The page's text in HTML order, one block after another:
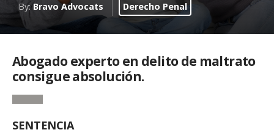
By:Bravo Advocats Derecho Penal
Abogado experto en delito de maltrato
consigue absolución.
SENTENCIA